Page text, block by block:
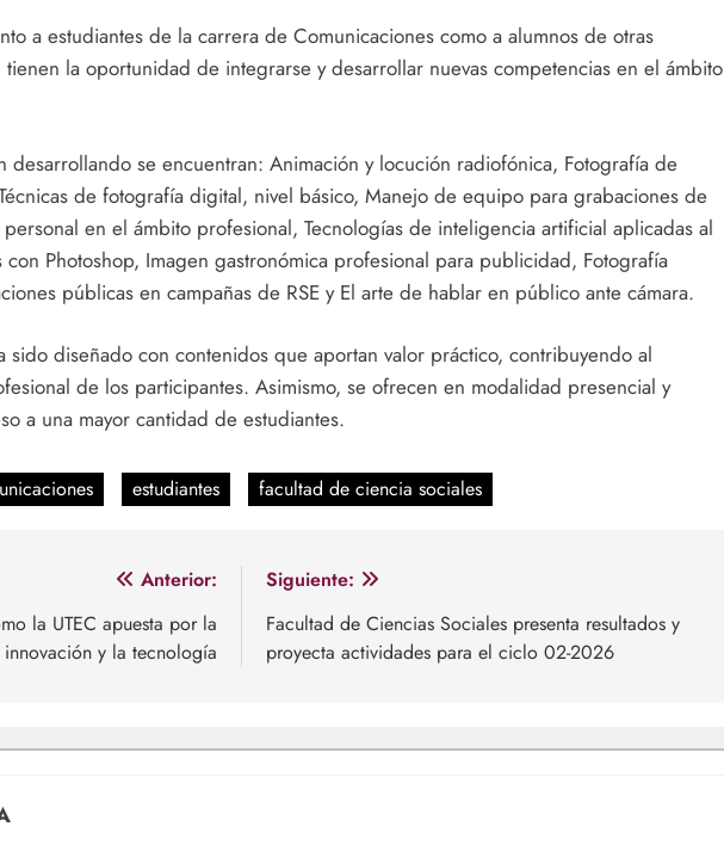
a estudiantes de la carrera de Comunicaciones como a alumnos de otras
la oportunidad de integrarse y desarrollar nuevas competencias en el ámbito
desarrollando se encuentran: Animación y locución radiofónica, Fotografía de
de fotografía digital, nivel básico, Manejo de equipo para grabaciones de
en el ámbito profesional, Tecnologías de inteligencia artificial aplicadas al
Photoshop, Imagen gastronómica profesional para publicidad, Fotografía
públicas en campañas de RSE y El arte de hablar en público ante cámara.
sido diseñado con contenidos que aportan valor práctico, contribuyendo al
de los participantes. Asimismo, se ofrecen en modalidad presencial y
a una mayor cantidad de estudiantes.
estudiantes facultad de ciencia sociales
Anterior:
la UTEC apuesta por la
innovación y la tecnología
Siguiente:
Facultad de Ciencias Sociales presenta resultados y
proyecta actividades para el ciclo 02-2026